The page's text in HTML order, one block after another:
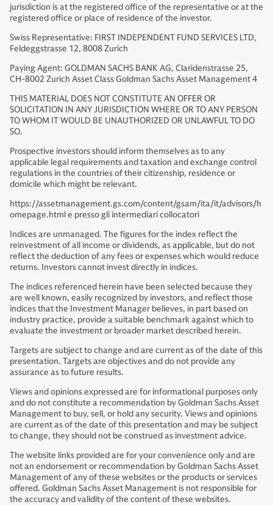
jurisdiction is at the registered office of the representative or at the
registered office or place of residence of the investor.
Swiss Representative: FIRST INDEPENDENT FUND SERVICES LTD,
Feldeggstrasse 12, 8008 Zurich
Paying Agent: GOLDMAN SACHS BANK AG, Claridenstrasse 25,
CH-8002 Zurich Asset Class Goldman Sachs Asset Management 4
THIS MATERIAL DOES NOT CONSTITUTE AN OFFER OR
SOLICITATION IN ANY JURISDICTION WHERE OR TO ANY PERSON
TO WHOM IT WOULD BE UNAUTHORIZED OR UNLAWFUL TO DO
SO.
Prospective investors should inform themselves as to any
applicable legal requirements and taxation and exchange control
regulations in the countries of their citizenship, residence or
domicile which might be relevant.
https://assetmanagement.gs.com/content/gsam/ita/it/advisors/h
omepage.html e presso gli intermediari collocatori
Indices are unmanaged. The figures for the index reflect the
reinvestment of all income or dividends, as applicable, but do not
reflect the deduction of any fees or expenses which would reduce
returns. Investors cannot invest directly in indices.
The indices referenced herein have been selected because they
are well known, easily recognized by investors, and reflect those
indices that the Investment Manager believes, in part based on
industry practice, provide a suitable benchmark against which to
evaluate the investment or broader market described herein.
Targets are subject to change and are current as of the date of this
presentation. Targets are objectives and do not provide any
assurance as to future results.
Views and opinions expressed are for informational purposes only
and do not constitute a recommendation by Goldman Sachs Asset
Management to buy, sell, or hold any security. Views and opinions
are current as of the date of this presentation and may be subject
to change, they should not be construed as investment advice.
The website links provided are for your convenience only and are
not an endorsement or recommendation by Goldman Sachs Asset
Management of any of these websites or the products or services
offered. Goldman Sachs Asset Management is not responsible for
the accuracy and validity of the content of these websites.